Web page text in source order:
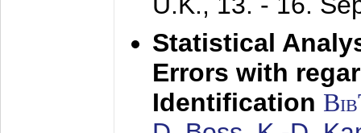
Statistical
Errors with
Identification